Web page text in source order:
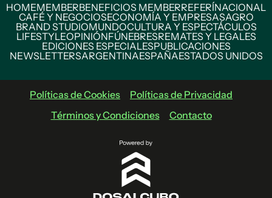
HOMEMEMBERBENEFICIOS MEMBERREFERÍNACIONAL
CAFÉ Y NEGOCIOSECONOMÍA Y EMPRESASAGRO
BRAND STUDIOMUNDOCULTURA Y ESPECTÁCULOS
LIFESTYLEOPINIÓNFÚNEBRESREMATES Y LEGALES
EDICIONES ESPECIALESPUBLICACIONES
NEWSLETTERSARGENTINAESPAÑAESTADOS UNIDOS
Políticas de Cookies
Políticas de Privacidad
Términos y Condiciones
Contacto